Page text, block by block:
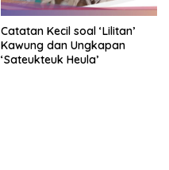
Catatan Kecil soal ‘Lilitan’
Kawung dan Ungkapan
‘Sateukteuk Heula’